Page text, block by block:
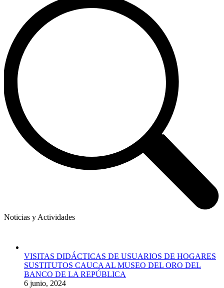
Noticias y Actividades
VISITAS DIDÁCTICAS DE USUARIOS DE HOGARES
SUSTITUTOS CAUCA AL MUSEO DEL ORO DEL
BANCO DE LA REPÚBLICA
6 junio, 2024